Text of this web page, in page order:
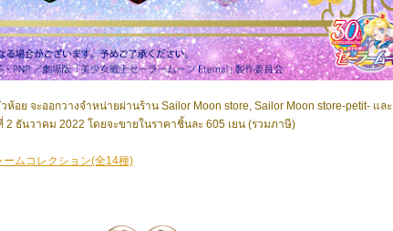
ห้อย จะออกวางจำหน่ายผ่านร้าน Sailor Moon store, Sailor Moon store-petit- และ
2 ธันวาคม 2022 โดยจะขายในราคาชิ้นละ 605 เยน (รวมภาษี)
ームコレクション(全14種)